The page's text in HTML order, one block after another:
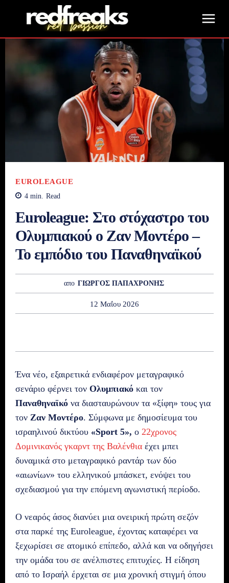
EUROLEAGUE
4 min. Read
Euroleague: Στο στόχαστρο του
Ολυμπιακού ο Ζαν Μοντέρο –
Το εμπόδιο του Παναθηναϊκού
απο ΓΙΩΡΓΟΣ ΠΑΠΑΧΡΟΝΗΣ
12 Μαΐου 2026
Ένα νέο, εξαιρετικά ενδιαφέρον μεταγραφικό
σενάριο φέρνει τον Ολυμπιακό και τον
Παναθηναϊκό να διασταυρώνουν τα «ξίφη» τους για
τον Ζαν Μοντέρο. Σύμφωνα με δημοσίευμα του
ισραηλινού δικτύου «Sport 5», ο 22χρονος
Δομινικανός γκαρντ της Βαλένθια έχει μπει
δυναμικά στο μεταγραφικό ραντάρ των δύο
«αιωνίων» του ελληνικού μπάσκετ, ενόψει του
σχεδιασμού για την επόμενη αγωνιστική περίοδο.
Ο νεαρός άσος διανύει μια ονειρική πρώτη σεζόν
στα παρκέ της Euroleague, έχοντας καταφέρει να
ξεχωρίσει σε ατομικό επίπεδο, αλλά και να οδηγήσει
την ομάδα του σε ανέλπιστες επιτυχίες. Η είδηση
από το Ισραήλ έρχεται σε μια χρονική στιγμή όπου